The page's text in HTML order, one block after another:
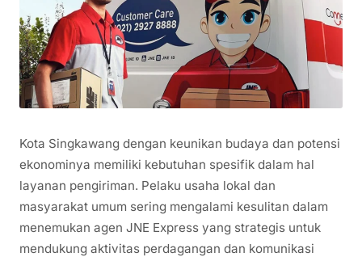
Kota Singkawang dengan keunikan budaya dan potensi
ekonominya memiliki kebutuhan spesifik dalam hal
layanan pengiriman. Pelaku usaha lokal dan
masyarakat umum sering mengalami kesulitan dalam
menemukan agen JNE Express yang strategis untuk
mendukung aktivitas perdagangan dan komunikasi